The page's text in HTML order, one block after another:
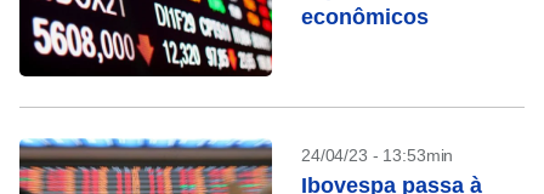
econômicos
24/04/23 - 13:53min
Ibovespa passa à